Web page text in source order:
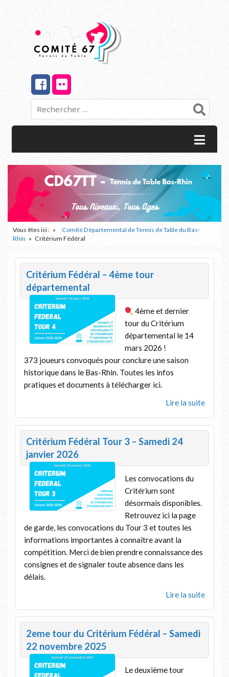
Vous êtes ici :
Comité Départemental de Tennis de Table du Bas-
Rhin
Critérium Fédéral
Critérium Fédéral – 4ème tour
départemental
4ème et dernier
tour du Critérium
départemental le 14
mars 2026 !
373 joueurs convoqués pour conclure une saison
historique dans le Bas-Rhin. Toutes les infos
pratiques et documents à télécharger ici.
Lire la suite
Critérium Fédéral Tour 3 – Samedi 24
janvier 2026
Les convocations du
Critérium sont
désormais disponibles.
Retrouvez ici la page
de garde, les convocations du Tour 3 et toutes les
informations importantes à connaître avant la
compétition. Merci de bien prendre connaissance des
consignes et de signaler toute absence dans les
délais.
Lire la suite
2eme tour du Critérium Fédéral – Samedi
22 novembre 2025
Le deuxième tour